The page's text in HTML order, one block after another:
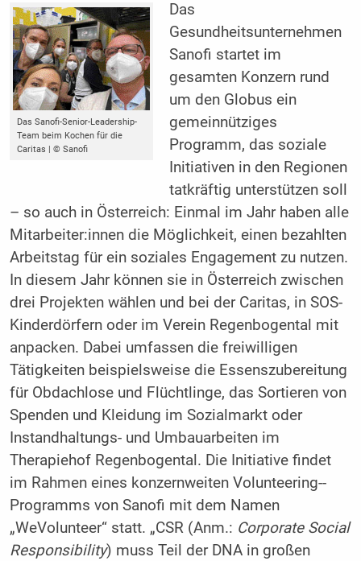
Das Sanofi-Senior-Leadership-
Team beim Kochen für die
Caritas | © Sanofi
Das
Gesundheitsunternehmen
Sanofi startet im
gesamten Konzern rund
um den Globus ein
gemeinnütziges
Programm, das soziale
Initiativen in den Regionen
tatkräftig unterstützen soll
– so auch in Österreich: Einmal im Jahr haben alle
Mitarbeiter:innen die Möglichkeit, einen bezahlten
Arbeitstag für ein soziales Engagement zu nutzen.
In diesem Jahr können sie in Österreich zwischen
drei Projekten wählen und bei der Caritas, in SOS-
Kinderdörfern oder im Verein Regenbogental mit
anpacken. Dabei umfassen die freiwilligen
Tätigkeiten beispielsweise die Essenszubereitung
für Obdachlose und Flüchtlinge, das Sortieren von
Spenden und Kleidung im Sozialmarkt oder
Instandhaltungs- und Umbauarbeiten im
Therapiehof Regenbogental. Die Initiative findet
im Rahmen eines konzernweiten Volunteering-­
Programms von Sanofi mit dem Namen
„WeVolunteer“ statt. „CSR (Anm.: Corporate Social
Responsibility) muss Teil der DNA in großen